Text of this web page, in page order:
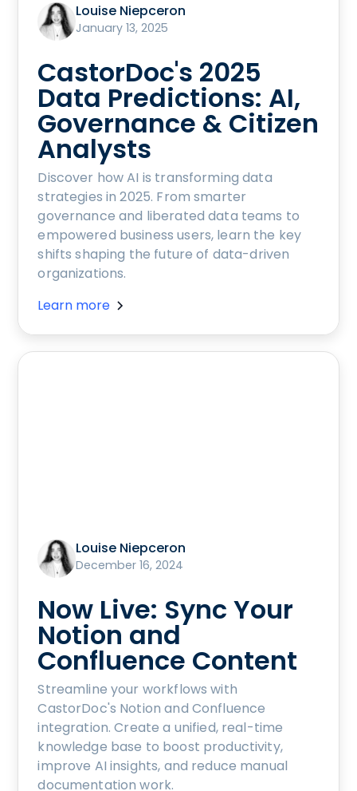
Louise Niepceron
January 13, 2025
CastorDoc's 2025
Data Predictions: AI,
Governance & Citizen
Analysts
Discover how AI is transforming data
strategies in 2025. From smarter
governance and liberated data teams to
empowered business users, learn the key
shifts shaping the future of data-driven
organizations.
Learn more
Louise Niepceron
December 16, 2024
Now Live: Sync Your
Notion and
Confluence Content
Streamline your workflows with
CastorDoc's Notion and Confluence
integration. Create a unified, real-time
knowledge base to boost productivity,
improve AI insights, and reduce manual
documentation work.